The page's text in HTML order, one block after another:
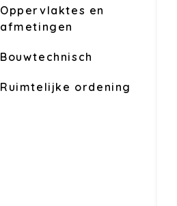
Oppervlaktes en
afmetingen
Bouwtechnisch
Ruimtelijke ordening